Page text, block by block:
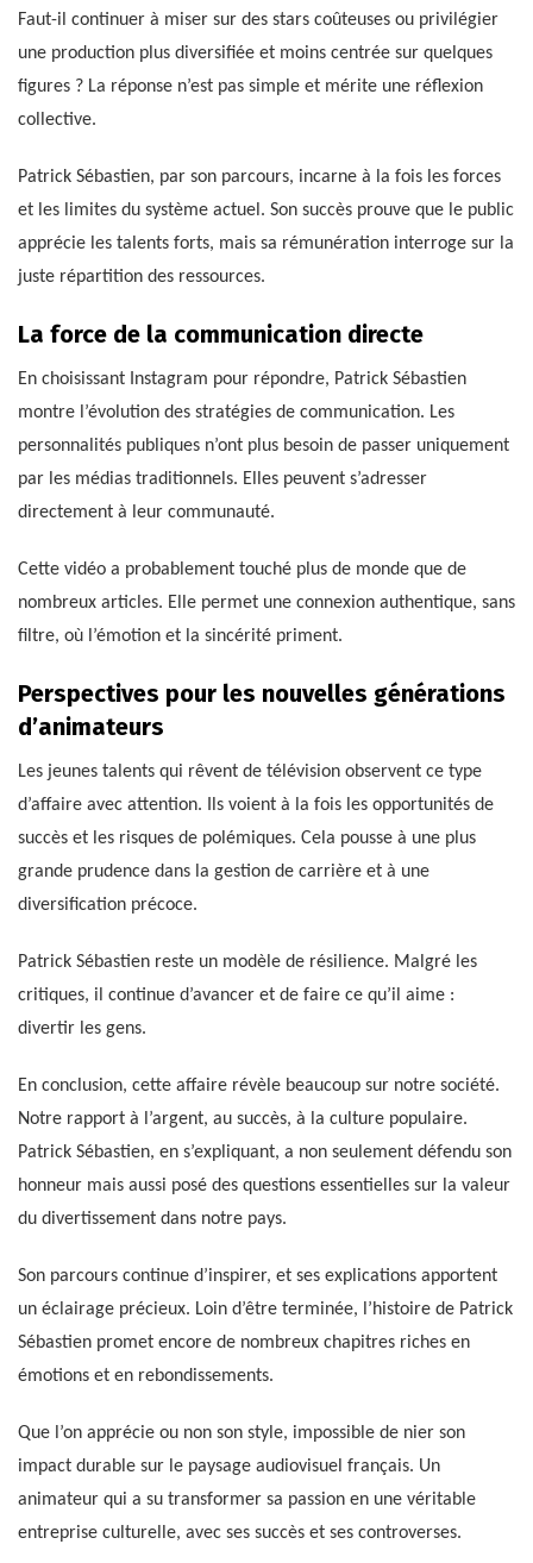
Faut-il continuer à miser sur des stars coûteuses ou privilégier
une production plus diversifiée et moins centrée sur quelques
figures ? La réponse n’est pas simple et mérite une réflexion
collective.
Patrick Sébastien, par son parcours, incarne à la fois les forces
et les limites du système actuel. Son succès prouve que le public
apprécie les talents forts, mais sa rémunération interroge sur la
juste répartition des ressources.
La force de la communication directe
En choisissant Instagram pour répondre, Patrick Sébastien
montre l’évolution des stratégies de communication. Les
personnalités publiques n’ont plus besoin de passer uniquement
par les médias traditionnels. Elles peuvent s’adresser
directement à leur communauté.
Cette vidéo a probablement touché plus de monde que de
nombreux articles. Elle permet une connexion authentique, sans
filtre, où l’émotion et la sincérité priment.
Perspectives pour les nouvelles générations
d’animateurs
Les jeunes talents qui rêvent de télévision observent ce type
d’affaire avec attention. Ils voient à la fois les opportunités de
succès et les risques de polémiques. Cela pousse à une plus
grande prudence dans la gestion de carrière et à une
diversification précoce.
Patrick Sébastien reste un modèle de résilience. Malgré les
critiques, il continue d’avancer et de faire ce qu’il aime :
divertir les gens.
En conclusion, cette affaire révèle beaucoup sur notre société.
Notre rapport à l’argent, au succès, à la culture populaire.
Patrick Sébastien, en s’expliquant, a non seulement défendu son
honneur mais aussi posé des questions essentielles sur la valeur
du divertissement dans notre pays.
Son parcours continue d’inspirer, et ses explications apportent
un éclairage précieux. Loin d’être terminée, l’histoire de Patrick
Sébastien promet encore de nombreux chapitres riches en
émotions et en rebondissements.
Que l’on apprécie ou non son style, impossible de nier son
impact durable sur le paysage audiovisuel français. Un
animateur qui a su transformer sa passion en une véritable
entreprise culturelle, avec ses succès et ses controverses.